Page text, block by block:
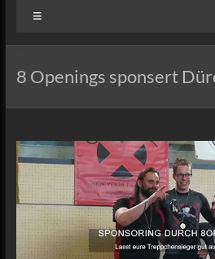
8 Openings sponsert